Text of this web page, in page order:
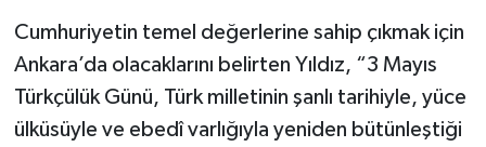
Cumhuriyetin temel değerlerine sahip çıkmak için
Ankara’da olacaklarını belirten Yıldız, “3 Mayıs
Türkçülük Günü, Türk milletinin şanlı tarihiyle, yüce
ülküsüyle ve ebedî varlığıyla yeniden bütünleştiği